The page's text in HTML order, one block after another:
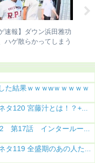
悲報】弱者男性がマッチン
アプリをガチった結果ｗｗ
た結果ｗｗｗwｗｗｗｗｗ
タ120 宮藤汁とは！？+...
第17話 インタールー...
タ119 全盛期のあの人た...